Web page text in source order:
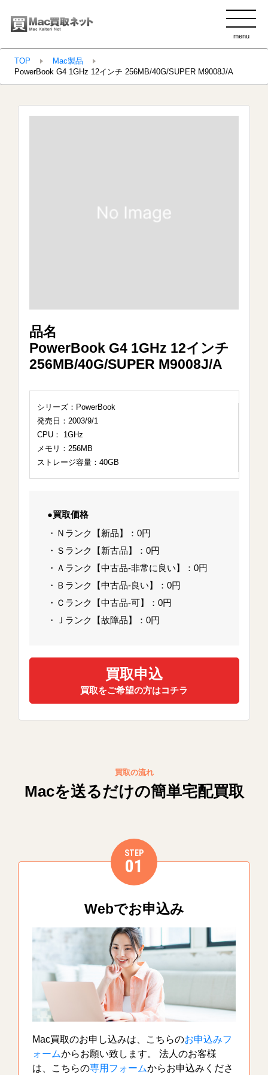
menu
TOP
Mac製品
PowerBook G4 1GHz 12インチ 256MB/40G/SUPER M9008J/A
品名
PowerBook G4 1GHz 12インチ
256MB/40G/SUPER M9008J/A
シリーズ：PowerBook
発売日：2003/9/1
CPU： 1GHz
メモリ：256MB
ストレージ容量：40GB
●買取価格
・Ｎランク【新品】：0円
・Ｓランク【新古品】：0円
・Ａランク【中古品-非常に良い】：0円
・Ｂランク【中古品-良い】：0円
・Ｃランク【中古品-可】：0円
・Ｊランク【故障品】：0円
買取申込
買取をご希望の方はコチラ
買取の流れ
Macを送るだけの簡単宅配買取
STEP
01
Webでお申込み
Mac買取のお申し込みは、こちらのお申込みフ
ォームからお願い致します。 法人のお客様
は、こちらの専用フォームからお申込みくださ